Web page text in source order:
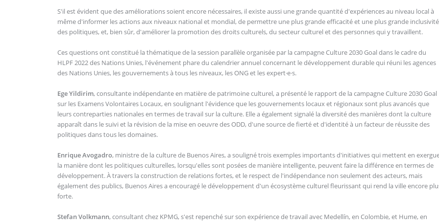
S'il est évident que des améliorations soient encore nécessaires, il existe aussi une grande quantité d'expériences au niveau local à
même d'informer les actions aux niveaux national et mondial, de permettre une plus grande efficacité et une plus grande inclusivité
des politiques, et, bien sûr, d'améliorer la promotion des droits culturels, du secteur culturel et des personnes qui y travaillent.
Ces questions ont constitué la thématique de la session parallèle organisée par la campagne Culture 2030 Goal dans le cadre du
HLPF 2022 des Nations Unies, l'événement phare du calendrier annuel concernant le développement durable qui réuni les agences
des Nations Unies, les gouvernements à tous les niveaux, les ONG et les expert·e·s.
Ege Yildirim, consultante indépendante en matière de patrimoine culturel, a présenté le rapport de la campagne Culture 2030 Goal
sur les Examens Volontaires Locaux, en soulignant l'évidence que les gouvernements locaux et régionaux sont plus avancés que
leurs contreparties nationales en termes de travail sur la culture. Elle a également signalé la diversité des manières dont la culture
apparaît dans le suivi et la révision de la mise en oeuvre des ODD, d'une source de fierté et d'identité à un facteur de réussite des
politiques dans tous les domaines.
Enrique Avogadro, ministre de la culture de Buenos Aires, a souligné trois exemples importants d'initiatives qui mettent en
la manière dont les politiques culturelles, lorsqu'elles sont posées de manière intelligente, peuvent faire la différence en termes de
développement. À travers la construction de relations fortes, et le respect de l'indépendance non seulement des acteurs, mais
également des publics, Buenos Aires a encouragé le développement d'un écosystème culturel fleurissant qui rend la ville encore
forte.
Stefan Volkmann, consultant chez KPMG, s'est repenché sur son expérience de travail avec Medellín, en Colombie, et Hume, en